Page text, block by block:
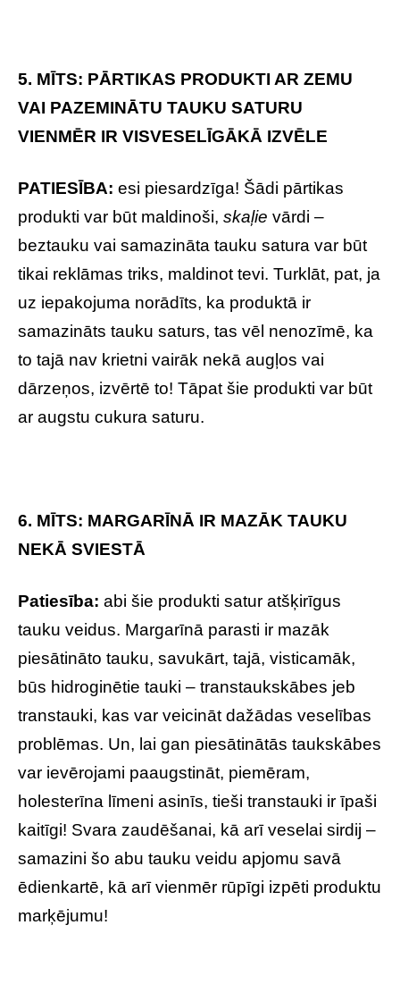
5. MĪTS: PĀRTIKAS PRODUKTI AR ZEMU
VAI PAZEMINĀTU TAUKU SATURU
VIENMĒR IR VISVESELĪGĀKĀ IZVĒLE
PATIESĪBA: esi piesardzīga! Šādi pārtikas
produkti var būt maldinoši, skaļie vārdi –
beztauku vai samazināta tauku satura var būt
tikai reklāmas triks, maldinot tevi. Turklāt, pat, ja
uz iepakojuma norādīts, ka produktā ir
samazināts tauku saturs, tas vēl nenozīmē, ka
to tajā nav krietni vairāk nekā augļos vai
dārzeņos, izvērtē to! Tāpat šie produkti var būt
ar augstu cukura saturu.
6. MĪTS: MARGARĪNĀ IR MAZĀK TAUKU
NEKĀ SVIESTĀ
Patiesība: abi šie produkti satur atšķirīgus
tauku veidus. Margarīnā parasti ir mazāk
piesātināto tauku, savukārt, tajā, visticamāk,
būs hidroginētie tauki – transtaukskābes jeb
transtauki, kas var veicināt dažādas veselības
problēmas. Un, lai gan piesātinātās taukskābes
var ievērojami paaugstināt, piemēram,
holesterīna līmeni asinīs, tieši transtauki ir īpaši
kaitīgi! Svara zaudēšanai, kā arī veselai sirdij –
samazini šo abu tauku veidu apjomu savā
ēdienkartē, kā arī vienmēr rūpīgi izpēti produktu
marķējumu!